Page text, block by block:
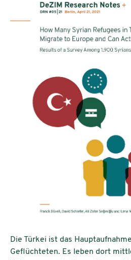
Die Türkei ist das
Geflüchteten. Es leben dort